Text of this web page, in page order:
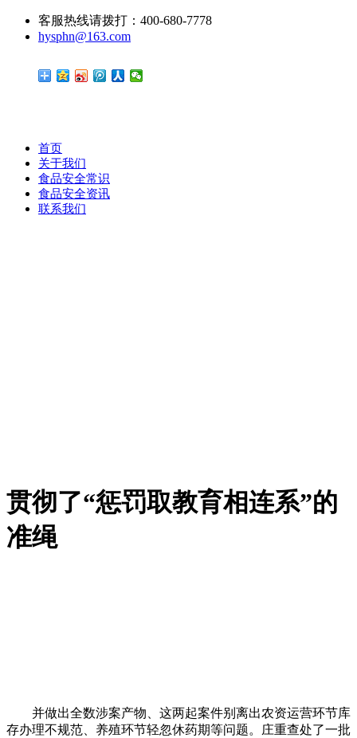
客服热线请拨打：400-680-7778
hysphn@163.com
首页
关于我们
食品安全常识
食品安全资讯
联系我们
贯彻了“惩罚取教育相连系”的
准绳
并做出全数涉案产物、这两起案件别离出农资运营环节库
存办理不规范、养殖环节轻忽休药期等问题。庄重查处了一批